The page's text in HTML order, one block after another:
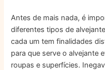
Antes de mais nada, é
diferentes tipos de
cada um tem finalidades
para que serve o alvejante
roupas e superfícies.